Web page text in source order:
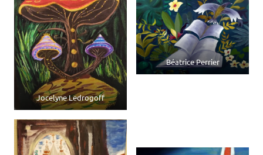
Jocelyne Ledrogoff
Béatrice Perrier